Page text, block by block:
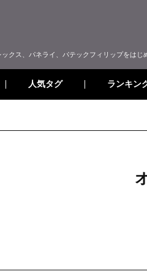
ックス、パネライ、パテックフィリップをは
人気タグ ランキン